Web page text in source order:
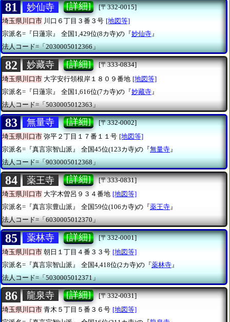
81 妙仙寺 [詳細]
[〒332-0015]
埼玉県川口市 川口６丁目３番３号 [地図等]
宗派名=『日蓮宗』
全国1,429位(8カ寺)の『妙仙寺』
法人コード=「2030005012366」
82 妙藏寺 [詳細]
[〒333-0834]
埼玉県川口市 大字安行領根岸１８０９番地 [地図等]
宗派名=『日蓮宗』
全国1,616位(7カ寺)の『妙藏寺 』
法人コード=「5030005012363」
83 無量寺 [詳細]
[〒332-0002]
埼玉県川口市 弥平２丁目１７番１１号 [地図等]
宗派名=『真言宗智山派』
全国45位(123カ寺)の『無量寺 』
法人コード=「9030005012368」
84 薬王寺 [詳細]
[〒333-0831]
埼玉県川口市 大字木曽呂９３４番地 [地図等]
宗派名=『真言宗豊山派』
全国59位(106カ寺)の『薬王寺』
法人コード=「6030005012370」
85 薬林寺 [詳細]
[〒332-0001]
埼玉県川口市 朝日１丁目４番３３号 [地図等]
宗派名=『真言宗智山派』
全国4,418位(2カ寺)の『薬林寺 』
法人コード=「5030005012371」
86 龍泉寺 [詳細]
[〒332-0031]
埼玉県川口市 青木５丁目５番３６号 [地図等]